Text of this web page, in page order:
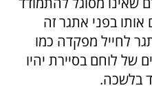
בפני אתגר זה
לחייל מפקדה כמו
של לוחם בסיירת יהיו
בלשכה.